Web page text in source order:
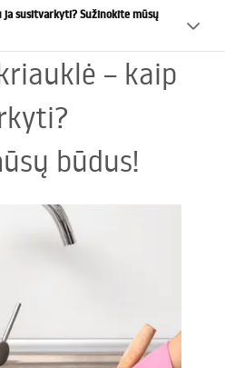
ja susitvarkyti? Sužinokite mūsų
– kaip
būdus!